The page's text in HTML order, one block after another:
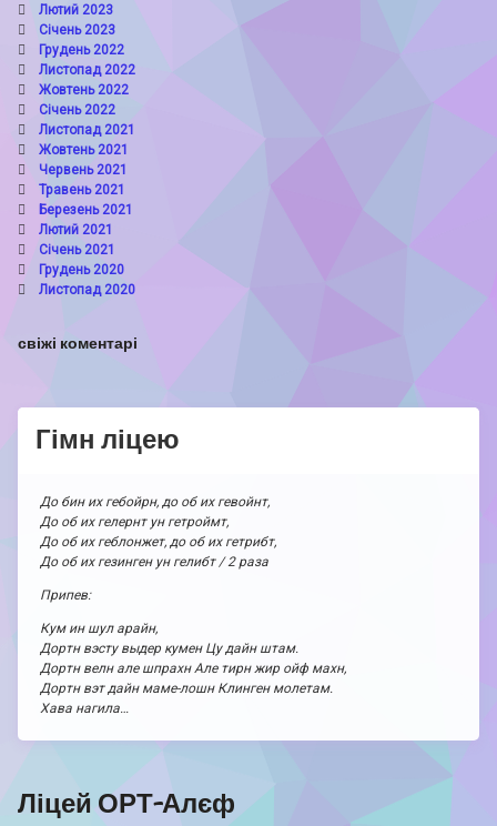
Лютий 2023
Січень 2023
Грудень 2022
Листопад 2022
Жовтень 2022
Січень 2022
Листопад 2021
Жовтень 2021
Червень 2021
Травень 2021
Березень 2021
Лютий 2021
Січень 2021
Грудень 2020
Листопад 2020
свіжі коментарі
Гімн ліцею
До бин их гебойрн, до об их гевойнт,
До об их гелернт ун гетроймт,
До об их геблонжет, до об их гетрибт,
До об их гезинген ун гелибт / 2 раза
Припев:
Кум ин шул арайн,
Дортн вэсту выдер кумен Цу дайн штам.
Дортн велн але шпрахн Але тирн жир ойф махн,
Дортн вэт дайн маме-лошн Клинген молетам.
Хава нагила…
Ліцей ОРТ-Алєф